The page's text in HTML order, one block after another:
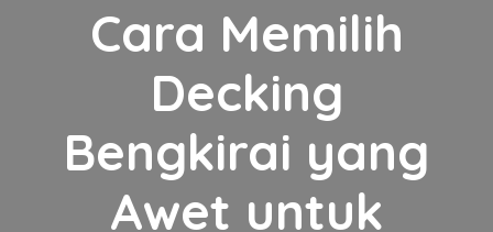
Cara Memilih
Decking
Bengkirai yang
Awet untuk